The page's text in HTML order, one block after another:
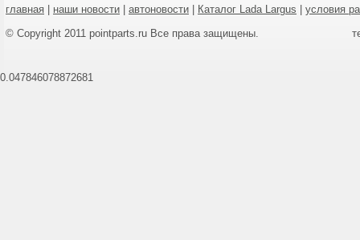
главная наши новости автоновости Каталог Lada Largus
условия
© Copyright 2011 pointparts.ru Все права защищены.
0.047846078872681